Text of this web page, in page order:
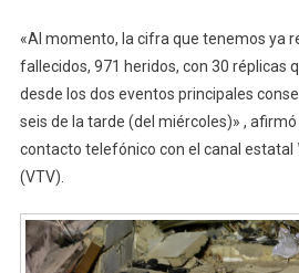
«Al momento, la cifra que tenemos ya
fallecidos, 971 heridos, con 30 réplicas
desde los dos eventos principales
seis de la tarde (del miércoles)» ,
contacto telefónico con el canal estatal
(VTV).